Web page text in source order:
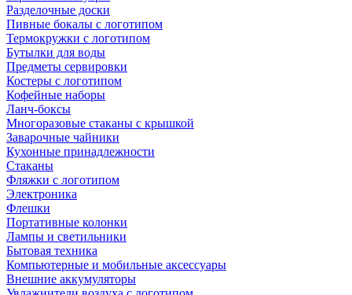
Разделочные доски
Пивные бокалы с логотипом
Термокружки с логотипом
Бутылки для воды
Предметы сервировки
Костеры с логотипом
Кофейные наборы
Ланч-боксы
Многоразовые стаканы с крышкой
Заварочные чайники
Кухонные принадлежности
Стаканы
Фляжки с логотипом
Электроника
Флешки
Портативные колонки
Лампы и светильники
Бытовая техника
Компьютерные и мобильные аксессуары
Внешние аккумуляторы